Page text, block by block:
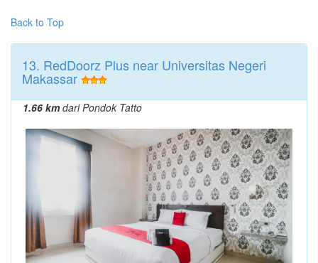
Back to Top
13. RedDoorz Plus near Universitas Negeri
Makassar
1.66 kmdari Pondok Tatto